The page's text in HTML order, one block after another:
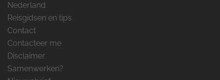
Nederland
Reisgidsen en tips
Contact
Contacteer me
Disclaimer
Samenwerken?